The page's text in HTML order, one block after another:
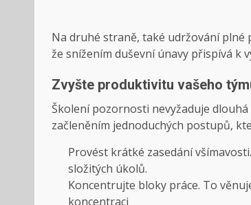
Na druhé straně, také udržování
že snížením duševní únavy přispívá k
Zvyšte produktivitu vašeho
Školení pozornosti nevyžaduje
začleněním jednoduchých postupů,
Provést krátké zasedání
složitých úkolů.
Koncentrujte bloky práce. To
koncentraci